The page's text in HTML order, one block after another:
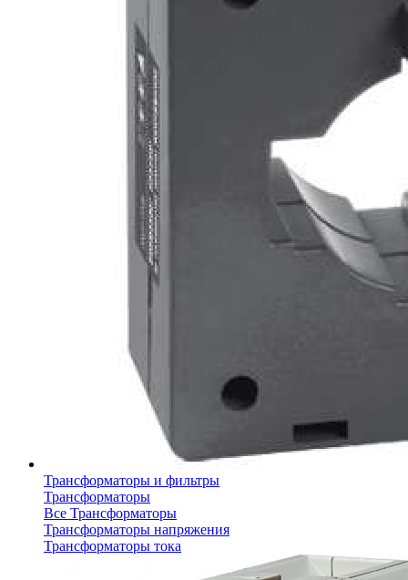
Трансформаторы и фильтры
Трансформаторы
Все Трансформаторы
Трансформаторы напряжения
Трансформаторы тока